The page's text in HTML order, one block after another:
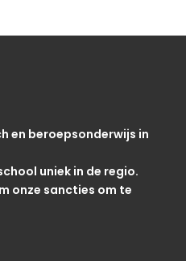
en beroepsonderwijs in
uniek in de regio.
onze sancties om te